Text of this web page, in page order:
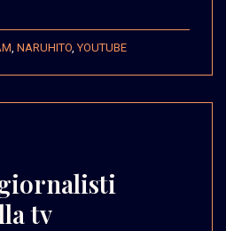
NARUHITO ,YOUTUBE
tv